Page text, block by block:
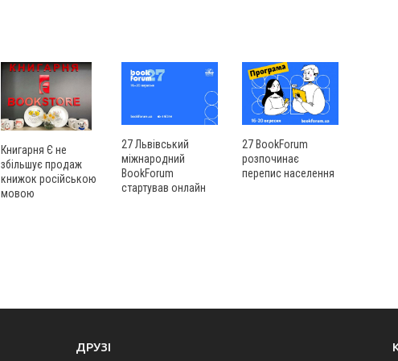
Книгарня Є не
збільшує продаж
книжок російською
мовою
27 Львівський
міжнародний
BookForum
стартував онлайн
27 BookForum
розпочинає
перепис населення
ДРУЗІ